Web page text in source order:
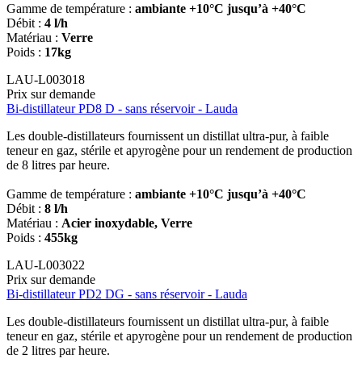
Gamme de température : ambiante +10°C jusqu’à +40°C
Débit : 4 l/h
Matériau : Verre
Poids : 17kg
LAU-L003018
Prix sur demande
Bi-distillateur PD8 D - sans réservoir - Lauda
Les double-distillateurs fournissent un distillat ultra-pur, à faible
teneur en gaz, stérile et apyrogène pour un rendement de production
de 8 litres par heure.
Gamme de température : ambiante +10°C jusqu’à +40°C
Débit : 8 l/h
Matériau : Acier inoxydable, Verre
Poids : 455kg
LAU-L003022
Prix sur demande
Bi-distillateur PD2 DG - sans réservoir - Lauda
Les double-distillateurs fournissent un distillat ultra-pur, à faible
teneur en gaz, stérile et apyrogène pour un rendement de production
de 2 litres par heure.